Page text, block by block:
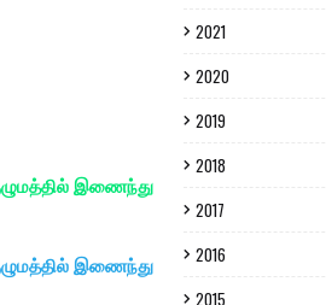
இணைந்து
இணைந்து
2021
2020
2019
2018
2017
2016
2015